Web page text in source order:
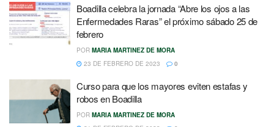
Boadilla celebra la jornada “Abre los ojos a las
Enfermedades Raras” el próximo sábado 25 de
febrero
POR MARIA MARTINEZ DE MORA
23 DE FEBRERO DE 2023
0
Curso para que los mayores eviten estafas y
robos en Boadilla
POR MARIA MARTINEZ DE MORA